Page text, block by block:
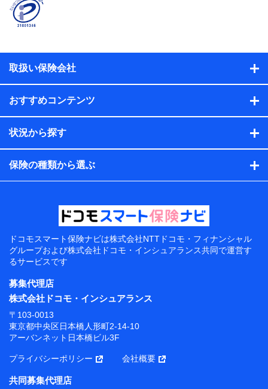
取扱い保険会社
おすすめコンテンツ
状況から探す
保険の種類から選ぶ
ドコモスマート保険ナビは株式会社NTTドコモ・フィナンシャル
グループおよび株式会社ドコモ・インシュアランス共同で運営す
るサービスです
募集代理店
株式会社ドコモ・インシュアランス
〒103-0013
東京都中央区日本橋人形町2-14-10
アーバンネット日本橋ビル3F
プライバシーポリシー 会社概要
共同募集代理店